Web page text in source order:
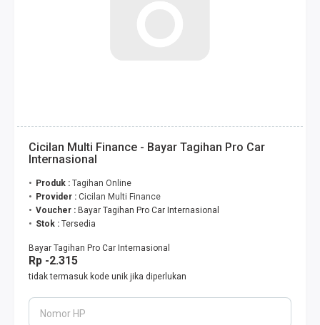
Cicilan Multi Finance - Bayar Tagihan Pro Car
Internasional
Produk : Tagihan Online
Provider : Cicilan Multi Finance
Voucher : Bayar Tagihan Pro Car Internasional
Stok : Tersedia
Bayar Tagihan Pro Car Internasional
Rp -2.315
tidak termasuk kode unik jika diperlukan
Nomor HP